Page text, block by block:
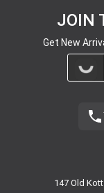
JOIN
Get New
147 Old